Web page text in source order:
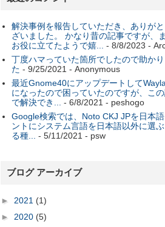
解決事例を報告していただき、ありが
ざいました。 かなり昔の記事ですが、
お役に立てたようで嬉... - 8/8/2023 -
丁度ハマっていた箇所でしたので助か
た - 9/25/2021 - Anonymous
最近Gnome40にアップデートして
になったので困っていたのですが、こ
で解決でき... - 6/8/2021 - peshogo
Google検索では、Noto CKJ JPを日本
ントにシステム言語を日本語以外に選
る種... - 5/11/2021 - psw
ブログ アーカイブ
► 2021 (1)
► 2020 (5)